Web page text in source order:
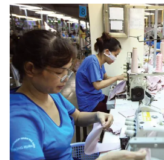
Tổng Biên tập:
Vũ Thanh Thủy
Phó Tổng Biên tập:Nguyễn Thị Mỹ
Nguyễn Trọng Ninh
Tổng đài VTV:
024.38 355 931 -
Ðiện thoại Thời báo VTV:
024.66 897
Email: toasoan@vtv.vn
Liên hệ quảng cáo:024-7300.7108